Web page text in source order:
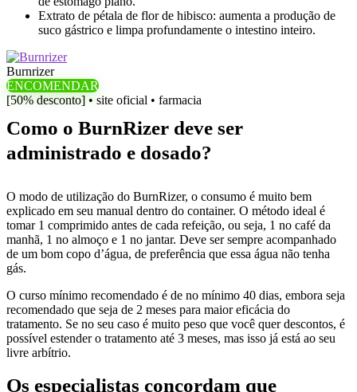
Extrato de pétala de flor de hibisco: aumenta a produção de
suco gástrico e limpa profundamente o intestino inteiro.
Burnrizer
ENCOMENDAR
[50% desconto] • site oficial • farmacia
Como o BurnRizer deve ser
administrado e dosado?
O modo de utilização do BurnRizer, o consumo é muito bem
explicado em seu manual dentro do container. O método ideal é
tomar 1 comprimido antes de cada refeição, ou seja, 1 no café da
manhã, 1 no almoço e 1 no jantar. Deve ser sempre acompanhado
de um bom copo d’água, de preferência que essa água não tenha
gás.
O curso mínimo recomendado é de no mínimo 40 dias, embora seja
recomendado que seja de 2 meses para maior eficácia do
tratamento. Se no seu caso é muito peso que você quer descontos, é
possível estender o tratamento até 3 meses, mas isso já está ao seu
livre arbítrio.
Os especialistas concordam que